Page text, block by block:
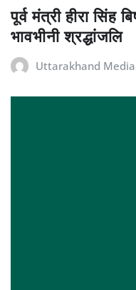
पूर्व मंत्री हीरा
भावभीनी श्रद्धांजलि
Uttarakhand Media